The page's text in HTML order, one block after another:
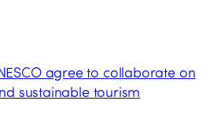
agree to collaborate on
sustainable tourism